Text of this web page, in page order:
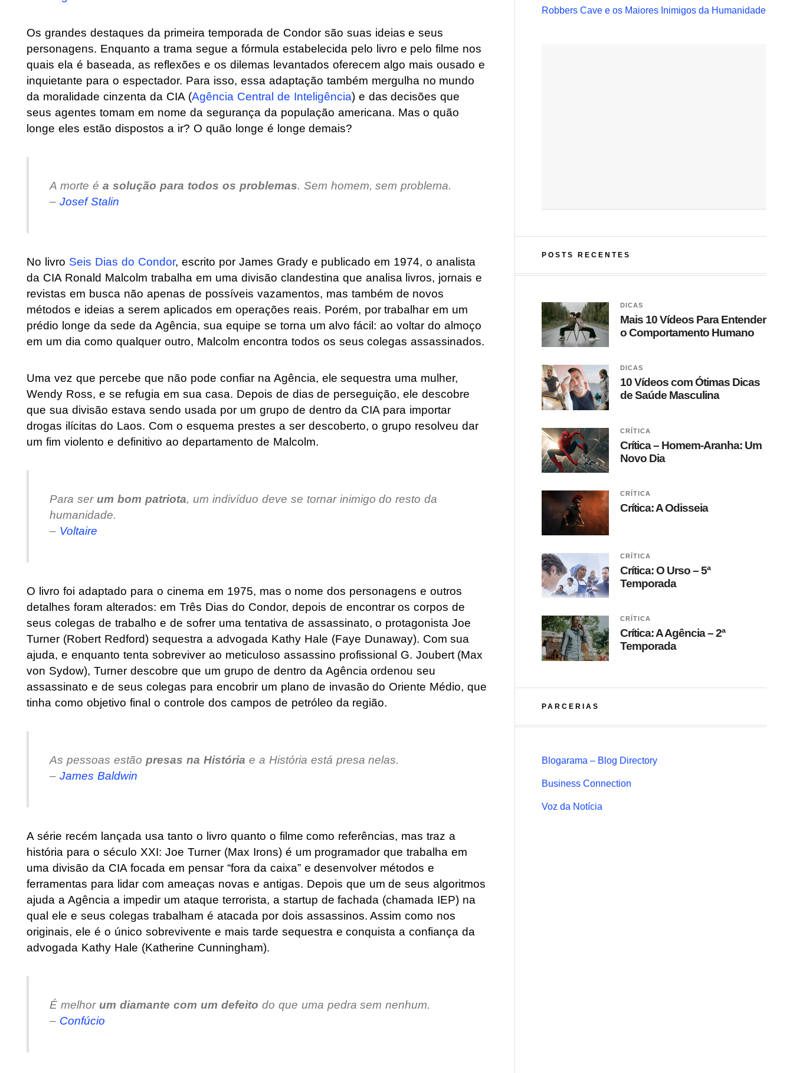
Os grandes destaques da primeira temporada de Condor são suas ideias e seus
personagens. Enquanto a trama segue a fórmula estabelecida pelo livro e pelo filme nos
quais ela é baseada, as reflexões e os dilemas levantados oferecem algo mais ousado e
inquietante para o espectador. Para isso, essa adaptação também mergulha no mundo
da moralidade cinzenta da CIA (Agência Central de Inteligência) e das decisões que
seus agentes tomam em nome da segurança da população americana. Mas o quão
longe eles estão dispostos a ir? O quão longe é longe demais?
A morte é a solução para todos os problemas. Sem homem, sem problema.
– Josef Stalin
No livro Seis Dias do Condor, escrito por James Grady e publicado em 1974, o analista
da CIA Ronald Malcolm trabalha em uma divisão clandestina que analisa livros, jornais e
revistas em busca não apenas de possíveis vazamentos, mas também de novos
métodos e ideias a serem aplicados em operações reais. Porém, por trabalhar em um
prédio longe da sede da Agência, sua equipe se torna um alvo fácil: ao voltar do almoço
em um dia como qualquer outro, Malcolm encontra todos os seus colegas assassinados.
Uma vez que percebe que não pode confiar na Agência, ele sequestra uma mulher,
Wendy Ross, e se refugia em sua casa. Depois de dias de perseguição, ele descobre
que sua divisão estava sendo usada por um grupo de dentro da CIA para importar
drogas ilícitas do Laos. Com o esquema prestes a ser descoberto, o grupo resolveu dar
um fim violento e definitivo ao departamento de Malcolm.
Para ser um bom patriota, um indivíduo deve se tornar inimigo do resto da
humanidade.
– Voltaire
O livro foi adaptado para o cinema em 1975, mas o nome dos personagens e outros
detalhes foram alterados: em Três Dias do Condor, depois de encontrar os corpos de
seus colegas de trabalho e de sofrer uma tentativa de assassinato, o protagonista Joe
Turner (Robert Redford) sequestra a advogada Kathy Hale (Faye Dunaway). Com sua
ajuda, e enquanto tenta sobreviver ao meticuloso assassino profissional G. Joubert (Max
von Sydow), Turner descobre que um grupo de dentro da Agência ordenou seu
assassinato e de seus colegas para encobrir um plano de invasão do Oriente Médio, que
tinha como objetivo final o controle dos campos de petróleo da região.
As pessoas estão presas na História e a História está presa nelas.
– James Baldwin
A série recém lançada usa tanto o livro quanto o filme como referências, mas traz a
história para o século XXI: Joe Turner (Max Irons) é um programador que trabalha em
uma divisão da CIA focada em pensar “fora da caixa” e desenvolver métodos e
ferramentas para lidar com ameaças novas e antigas. Depois que um de seus algoritmos
ajuda a Agência a impedir um ataque terrorista, a startup de fachada (chamada IEP) na
qual ele e seus colegas trabalham é atacada por dois assassinos. Assim como nos
originais, ele é o único sobrevivente e mais tarde sequestra e conquista a confiança da
advogada Kathy Hale (Katherine Cunningham).
É melhor um diamante com um defeito do que uma pedra sem nenhum.
– Confúcio
Robbers Cave e os Maiores Inimigos da Humanidade
POSTS RECENTES
DICAS
Mais 10 Vídeos Para Entender
o Comportamento Humano
DICAS
10 Vídeos com Ótimas Dicas
de Saúde Masculina
CRÍTICA
Crítica – Homem-Aranha: Um
Novo Dia
CRÍTICA
Crítica: A Odisseia
CRÍTICA
Crítica: O Urso – 5ª
Temporada
CRÍTICA
Crítica: A Agência – 2ª
Temporada
PARCERIAS
Blogarama – Blog Directory
Business Connection
Voz da Notícia